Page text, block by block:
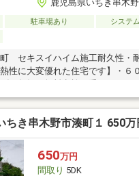
鹿児島県いちき串木
駐車場あり
システ
町 セキスイハイム施工耐久性・
性に大変優れた住宅です】・６
談可・広いサンルーム付き、ウ
たつもあります
ちき串木野市湊町１ 650万
650万円
間取り 5DK